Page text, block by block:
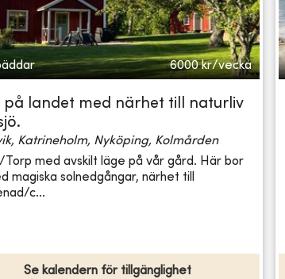
6000 kr/vecka
på landet med närhet till naturliv
Katrineholm, Nyköping, Kolmården
Torp med avskilt läge på vår gård. Här bor
magiska solnedgångar, närhet till
c...
Se kalendern för tillgänglighet